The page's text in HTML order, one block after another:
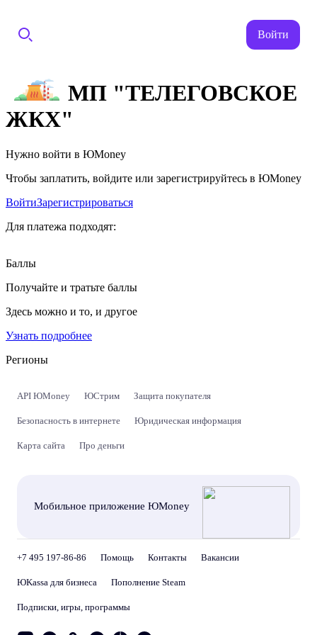
Войти
МП "ТЕЛЕГОВСКОЕ
ЖКХ"
Нужно войти в ЮMoney
Чтобы заплатить, войдите или зарегистрируйтесь в ЮMoney
ВойтиЗарегистрироваться
Для платежа подходят:
Баллы
Получайте и тратьте баллы
Здесь можно и то, и другое
Узнать подробнее
Регионы
API ЮMoney ЮСтрим Защита покупателя
Безопасность в интернете Юридическая информация
Карта сайта Про деньги
Мобильное приложение ЮMoney
+7 495 197-86-86 Помощь Контакты Вакансии
ЮKassa для бизнеса Пополнение Steam
Подписки, игры, программы